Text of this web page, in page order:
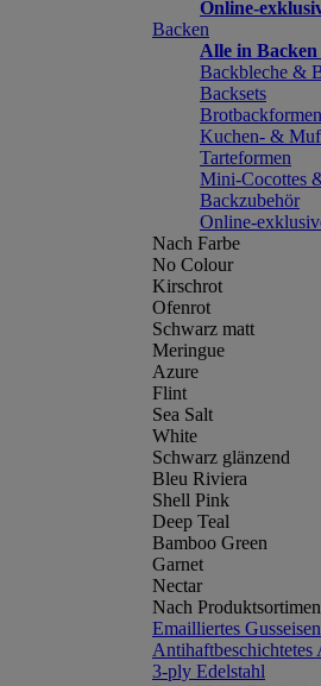
Online-
Backen
Alle in Backen
Backbleche &
Backsets
Kuchen- &
Tarteformen
Mini-Cocottes
Backzubehör
Online-
Nach Farbe
No Colour
Kirschrot
Ofenrot
Schwarz matt
Meringue
Azure
Flint
Sea Salt
White
Schwarz glänzend
Bleu Riviera
Shell Pink
Deep Teal
Bamboo Green
Garnet
Nectar
Nach
Emailliertes Gusseisen
3-ply Edelstahl